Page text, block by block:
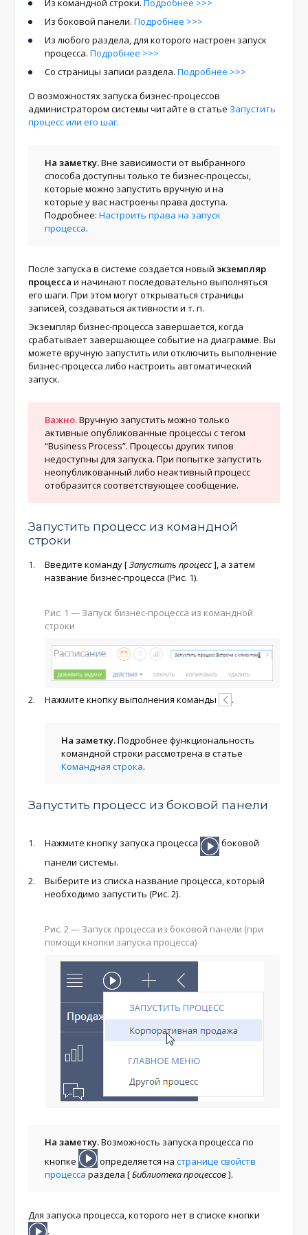
Из командной строки. Подробнее >>>
Из боковой панели. Подробнее >>>
Из любого раздела, для которого настроен запуск
процесса. Подробнее >>>
Со страницы записи раздела. Подробнее >>>
О возможностях запуска бизнес-процессов
администратором системы читайте в статье Запустить
процесс или его шаг.
На заметку.Вне зависимости от выбранного
способа доступны только те бизнес-процессы,
которые можно запустить вручную и на
которые у вас настроены права доступа.
Подробнее: Настроить права на запуск
процесса.
После запуска в системе создается новый экземпляр
процесса и начинают последовательно выполняться
его шаги. При этом могут открываться страницы
записей, создаваться активности и т. п.
Экземпляр бизнес-процесса завершается, когда
срабатывает завершающее событие на диаграмме. Вы
можете вручную запустить или отключить выполнение
бизнес-процесса либо настроить автоматический
запуск.
Важно.Вручную запустить можно только
активные опубликованные процессы с тегом
“Business Process”. Процессы других типов
недоступны для запуска. При попытке запустить
неопубликованный либо неактивный процесс
отобразится соответствующее сообщение.
Запустить процесс из командной
строки
Введите команду[Запустить процесс], а затем
название бизнес-процесса (Рис. 1).
Рис. 1 — Запуск бизнес-процесса из командной
строки
Нажмите кнопку выполнения команды .
На заметку.Подробнее функциональность
командной строки рассмотрена в статье
Командная строка.
Запустить процесс из боковой панели
Нажмите кнопку запуска процесса
боковой
панели системы.
Выберите из списка название процесса, который
необходимо запустить (Рис. 2).
Рис. 2 — Запуск процесса из боковой панели (при
помощи кнопки запуска процесса)
На заметку.Возможность запуска процесса по
кнопке
определяется на странице свойств
процесса раздела [Библиотека процессов].
Для запуска процесса, которого нет в списке кнопки